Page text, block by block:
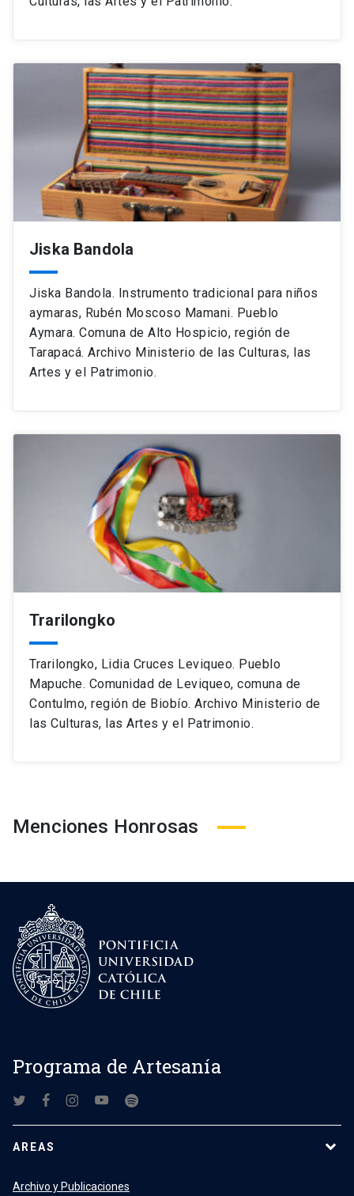
Jiska Bandola
Jiska Bandola. Instrumento tradicional para niños
aymaras, Rubén Moscoso Mamani. Pueblo
Aymara. Comuna de Alto Hospicio, región de
Tarapacá. Archivo Ministerio de las Culturas, las
Artes y el Patrimonio.
Trarilongko
Trarilongko, Lidia Cruces Leviqueo. Pueblo
Mapuche. Comunidad de Leviqueo, comuna de
Contulmo, región de Biobío. Archivo Ministerio de
las Culturas, las Artes y el Patrimonio.
Menciones Honrosas
Programa de Artesanía
AREAS
Archivo y Publicaciones